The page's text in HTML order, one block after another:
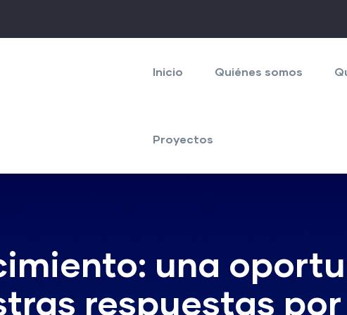
principal
Inicio Quiénes somos
Proyectos
una
respuestas